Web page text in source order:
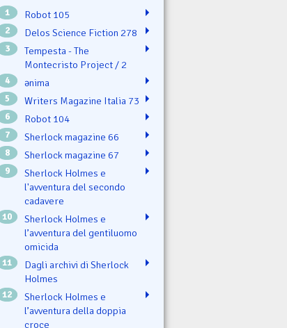
1 Robot 105
2 Delos Science Fiction 278
3
Tempesta - The
Montecristo Project / 2
4 ənima
5 Writers Magazine Italia 73
6 Robot 104
7 Sherlock magazine 66
8 Sherlock magazine 67
9
Sherlock Holmes e
l'avventura del secondo
cadavere
10
Sherlock Holmes e
l’avventura del gentiluomo
omicida
11
Dagli archivi di Sherlock
Holmes
12
Sherlock Holmes e
l’avventura della doppia
croce